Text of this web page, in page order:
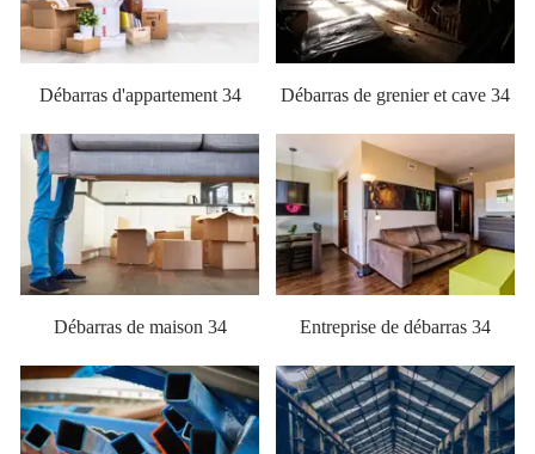
Débarras d'appartement 34 Débarras de grenier et cave 34
Débarras de maison 34 Entreprise de débarras 34